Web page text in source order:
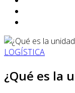
LOGÍSTICA
¿Qué es la